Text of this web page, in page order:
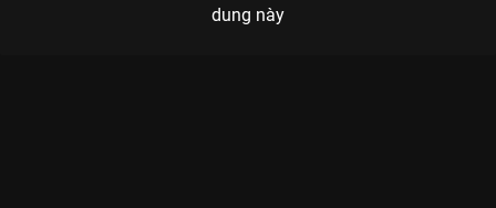
dung này